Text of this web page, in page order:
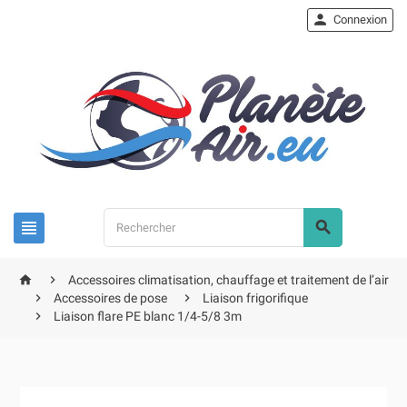
 
 Connexion
 
Accessoires climatisation, chauffage et traitement de l’air

Accessoires de pose 
Liaison frigorifique

Liaison flare PE blanc 1/4-5/8 3m